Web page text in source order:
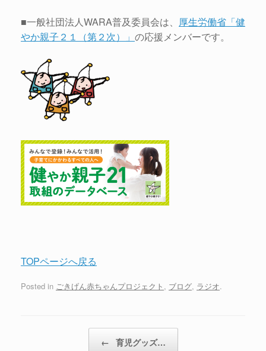
■一般社団法人WARA普及委員会は、 厚生労働省「健
やか親子２１（第２次）」 の応援メンバーです。
TOPページへ戻る
Posted in ごきげん赤ちゃんプロジェクト , ブログ, ラジオ.
← 育児グッズ…